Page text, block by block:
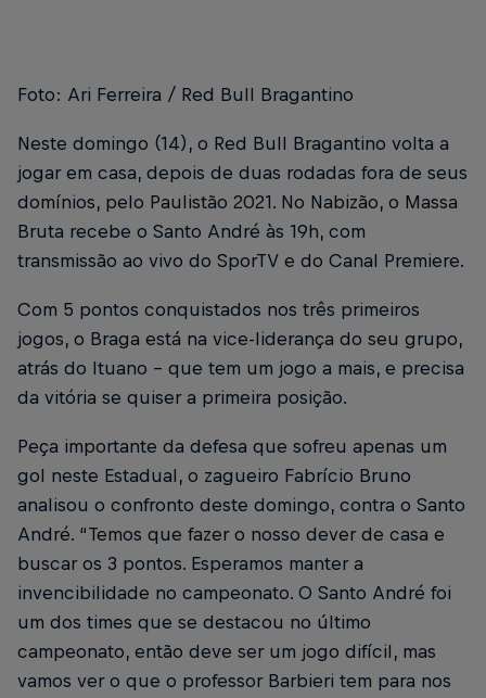
Foto: Ari Ferreira / Red Bull Bragantino
Neste domingo (14), o Red Bull Bragantino volta a
jogar em casa, depois de duas rodadas fora de seus
domínios, pelo Paulistão 2021. No Nabizão, o Massa
Bruta recebe o Santo André às 19h, com
transmissão ao vivo do SporTV e do Canal Premiere.
Com 5 pontos conquistados nos três primeiros
jogos, o Braga está na vice-liderança do seu grupo,
atrás do Ituano – que tem um jogo a mais, e precisa
da vitória se quiser a primeira posição.
Peça importante da defesa que sofreu apenas um
gol neste Estadual, o zagueiro Fabrício Bruno
analisou o confronto deste domingo, contra o Santo
André. “Temos que fazer o nosso dever de casa e
buscar os 3 pontos. Esperamos manter a
invencibilidade no campeonato. O Santo André foi
um dos times que se destacou no último
campeonato, então deve ser um jogo difícil, mas
vamos ver o que o professor Barbieri tem para nos